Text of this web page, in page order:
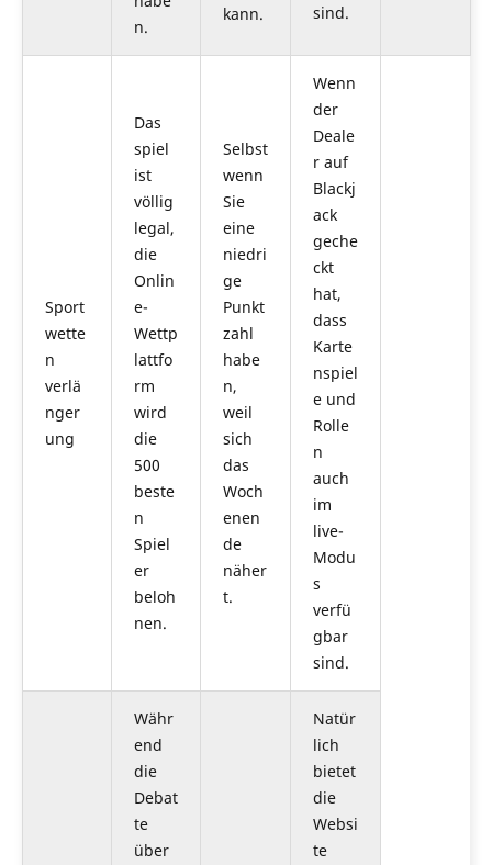
n.
kann. sind.
Sport
wette
n
verlä
nger
ung
Das
spiel
ist
völlig
legal,
die
Onlin
e-
Wettp
lattfo
rm
wird
die
500
beste
n
Spiel
er
beloh
nen.
Selbst
wenn
Sie
eine
niedri
ge
Punkt
zahl
habe
n,
weil
sich
das
Woch
enen
de
näher
t.
Wenn
der
Deale
r auf
Blackj
ack
geche
ckt
hat,
dass
Karte
nspiel
e und
Rolle
n
auch
im
live-
Modu
s
verfü
gbar
sind.
Währ
end
die
Debat
te
über
Natür
lich
bietet
die
Websi
te